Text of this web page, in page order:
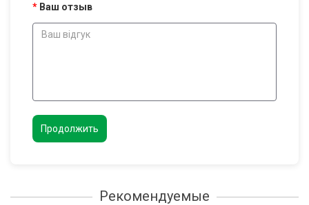
Ваш отзыв
Продолжить
Рекомендуемые